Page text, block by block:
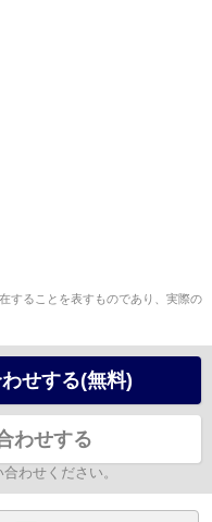
することを表すものであり、実際の
せする(無料)
わせする
わせください。